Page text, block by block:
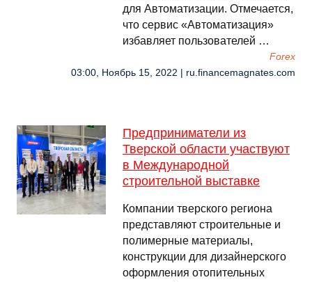
для Автоматизации. Отмечается,
что сервис «Автоматизация»
избавляет пользователей …
Forex
03:00, Ноябрь 15, 2022 | ru.financemagnates.com
Предприниматели из
Тверской области участвуют
в Международной
строительной выставке
Компании тверского региона
представляют строительные и
полимерные материалы,
конструкции для дизайнерского
оформления отопительных